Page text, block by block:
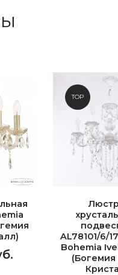
TOP
AL78101/6/
Bohemia